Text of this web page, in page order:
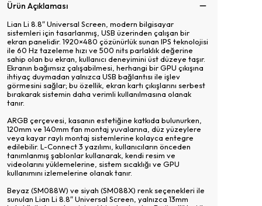
Ürün Açıklaması
Lian Li 8.8″ Universal Screen, modern bilgisayar
sistemleri için tasarlanmış, USB üzerinden çalışan bir
ekran panelidir. 1920×480 çözünürlük sunan IPS teknolojisi
ile 60 Hz tazeleme hızı ve 500 nits parlaklık değerine
sahip olan bu ekran, kullanıcı deneyimini üst düzeye taşır.
Ekranın bağımsız çalışabilmesi, herhangi bir GPU çıkışına
ihtiyaç duymadan yalnızca USB bağlantısı ile işlev
görmesini sağlar; bu özellik, ekran kartı çıkışlarını serbest
bırakarak sistemin daha verimli kullanılmasına olanak
tanır.
ARGB çerçevesi, kasanın estetiğine katkıda bulunurken,
120mm ve 140mm fan montaj yuvalarına, düz yüzeylere
veya kayar raylı montaj sistemlerine kolayca entegre
edilebilir. L-Connect 3 yazılımı, kullanıcıların önceden
tanımlanmış şablonlar kullanarak, kendi resim ve
videolarını yüklemelerine, sistem sıcaklığı ve GPU
kullanımını izlemelerine olanak tanır.
Beyaz (SM088W) ve siyah (SM088X) renk seçenekleri ile
sunulan Lian Li 8.8″ Universal Screen, yalnızca 13mm